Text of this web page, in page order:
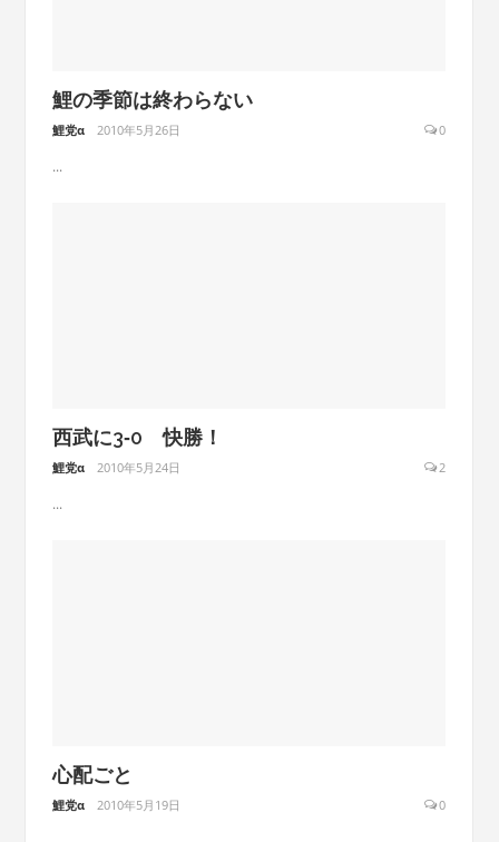
鯉の季節は終わらない
鯉党α 2010年5月26日 0
...
西武に3‐0 快勝！
鯉党α 2010年5月24日 2
...
心配ごと
鯉党α 2010年5月19日 0